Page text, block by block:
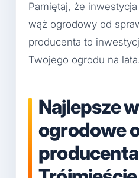
Pamiętaj, że
wąż ogrodowy od
producenta to
Twojego ogrodu na lata.
Najlepsze
ogrodowe